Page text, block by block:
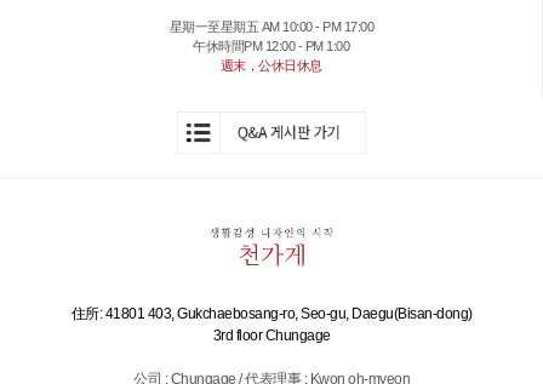
星期一至星期五 AM 10:00 - PM 17:00
午休時間PM 12:00 - PM 1:00
週末，公休日休息
住所: 41801 403, Gukchaebosang-ro, Seo-gu, Daegu(Bisan-dong)
3rd floor Chungage
公司 : Chungage / 代表理事 : Kwon oh-myeon